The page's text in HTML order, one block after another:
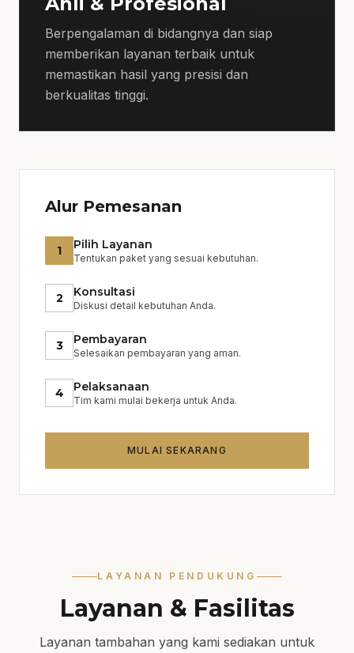
estimasi yang realistis berdasarkan
kebutuhan spesifik Anda.
Proses Order
estimasi biaya. Kami memastikan setiap
tidak mengalami kebingungan.
Berpengalaman di bidangnya dan siap
memberikan layanan terbaik untuk
memastikan hasil yang presisi dan
berkualitas tinggi.
Alur Pemesanan
1 Pilih Layanan
Tentukan paket yang sesuai kebutuhan.
2 Konsultasi
Diskusi detail kebutuhan Anda.
3 Pembayaran
Selesaikan pembayaran yang aman.
4 Pelaksanaan
Tim kami mulai bekerja untuk Anda.
MULAI SEKARANG
LAYANAN PENDUKUNG
Layanan & Fasilitas
Layanan tambahan yang kami sediakan untuk